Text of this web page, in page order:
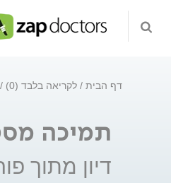
דף הבית לקריאה בלבד (0)
תמיכה
דיון מתוך